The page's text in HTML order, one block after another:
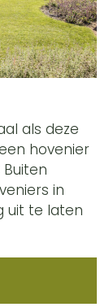
als deze
hovenier
Buiten
in
uit te laten